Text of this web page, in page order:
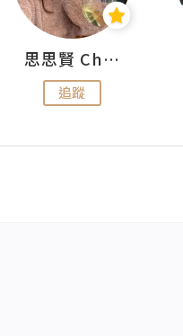
思思賢 ChillMyBabe
追蹤